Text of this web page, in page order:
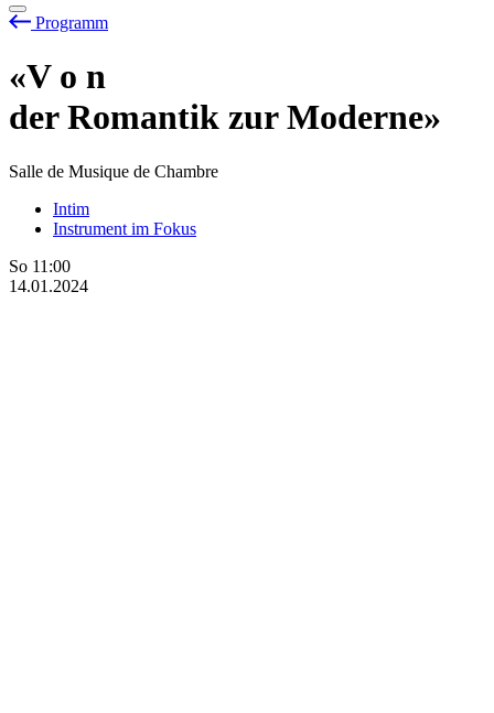
Programm
«V o n
der Romantik zur Moderne»
Salle de Musique de Chambre
Intim
Instrument im Fokus
So 11:00
14.01.2024